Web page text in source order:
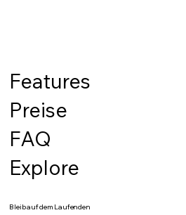
Features
Preise
FAQ
Explore
Bleib auf dem Laufenden